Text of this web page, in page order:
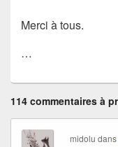
Merci à tous.
…
114 commentaires à
midolu